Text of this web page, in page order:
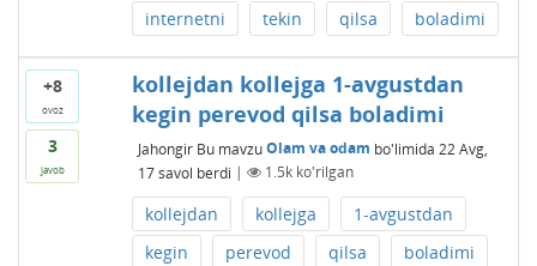
internetni tekin qilsa boladimi
+8
ovoz
3
javob
kollejdan kollejga 1-avgustdan
kegin perevod qilsa boladimi
Jahongir Bu mavzuOlam va odam bo'limida 22 Avg,
17 savol berdi | 1.5kko'rilgan
kollejdan kollejga
1-avgustdan
kegin
perevod qilsa boladimi